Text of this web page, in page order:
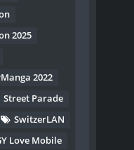
2025
2022
Street Parade
SwitzerLAN
Love Mobile